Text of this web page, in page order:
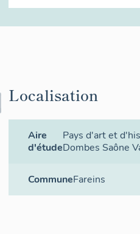
Localisation
Aire
d'étude
Pays d'art et
Dombes Saône
CommuneFareins